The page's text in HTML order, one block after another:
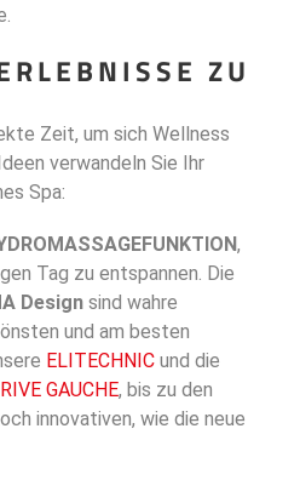
ZU
Zeit, um sich Wellness
verwandeln Sie Ihr
Spa:
,
Tag zu entspannen. Die
Design sind wahre
und am besten
ELITECHNIC und die
GAUCHE, bis zu den
innovativen, wie die neue